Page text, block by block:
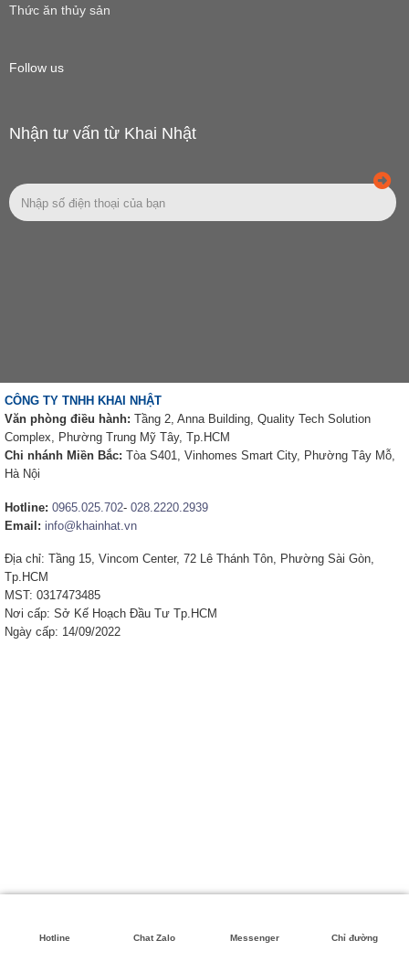
Thức ăn thủy sản
Follow us
Nhận tư vấn từ Khai Nhật
CÔNG TY TNHH KHAI NHẬT
Văn phòng điều hành: Tầng 2, Anna Building, Quality Tech Solution
Complex, Phường Trung Mỹ Tây, Tp.HCM
Chi nhánh Miền Bắc: Tòa S401, Vinhomes Smart City, Phường Tây Mỗ,
Hà Nội
Hotline: 0965.025.702- 028.2220.2939
Email: info@khainhat.vn
Địa chỉ: Tầng 15, Vincom Center, 72 Lê Thánh Tôn, Phường Sài Gòn,
Tp.HCM
MST: 0317473485
Nơi cấp: Sở Kế Hoạch Đầu Tư Tp.HCM
Ngày cấp: 14/09/2022
Hotline Chat Zalo Messenger Chỉ đường